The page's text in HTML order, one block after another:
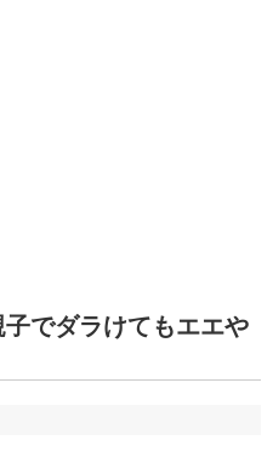
でダラけてもエエや